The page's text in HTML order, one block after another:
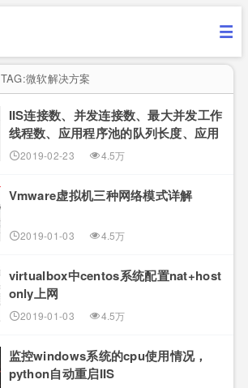
TAG:微软解决方案
IIS连接数、并发连接数、最大并发工作
线程数、应用程序池的队列长度、应用
程序池的最大工作进程数详解
2019-02-23 4.5万
Vmware虚拟机三种网络模式详解
2019-01-03 4.5万
virtualbox中centos系统配置nat+host
only上网
2019-01-03 4.5万
监控windows系统的cpu使用情况，
python自动重启IIS